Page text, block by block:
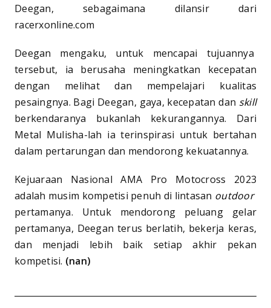
Deegan, sebagaimana dilansir dari
racerxonline.com
Deegan mengaku, untuk mencapai tujuannya
tersebut, ia berusaha meningkatkan kecepatan
dengan melihat dan mempelajari kualitas
pesaingnya. Bagi Deegan, gaya, kecepatan dan skill
berkendaranya bukanlah kekurangannya. Dari
Metal Mulisha-lah ia terinspirasi untuk bertahan
dalam pertarungan dan mendorong kekuatannya.
Kejuaraan Nasional AMA Pro Motocross 2023
adalah musim kompetisi penuh di lintasan outdoor
pertamanya. Untuk mendorong peluang gelar
pertamanya, Deegan terus berlatih, bekerja keras,
dan menjadi lebih baik setiap akhir pekan
kompetisi. (nan)